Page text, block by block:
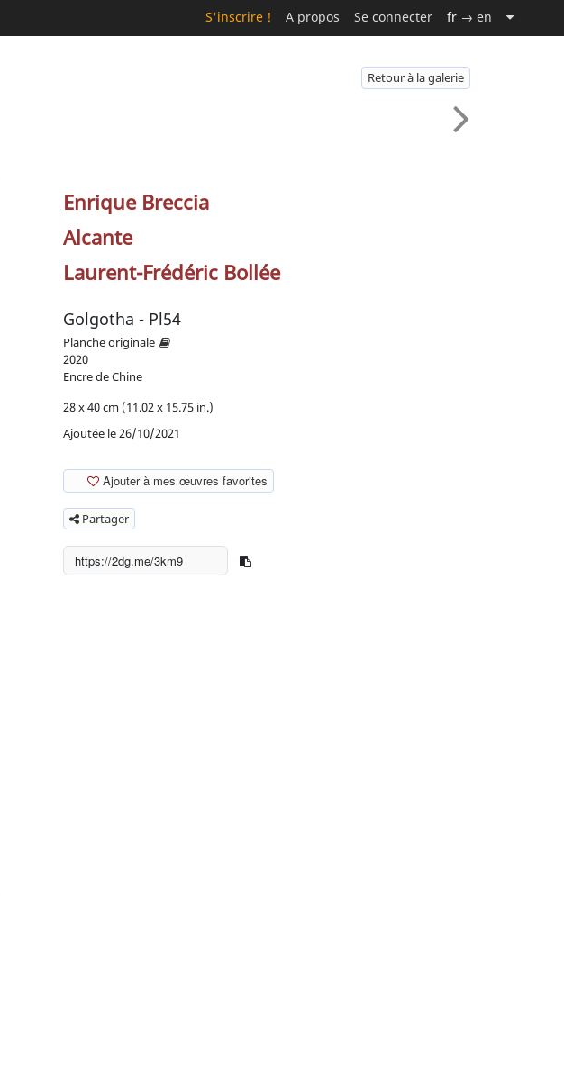
S'inscrire ! A propos Se connecter fr → en
Retour à la galerie
Enrique Breccia
Alcante
Laurent-Frédéric Bollée
Golgotha - Pl54
Planche originale
2020
Encre de Chine
28 x 40 cm (11.02 x 15.75 in.)
Ajoutée le 26/10/2021
Ajouter à mes œuvres favorites
Partager